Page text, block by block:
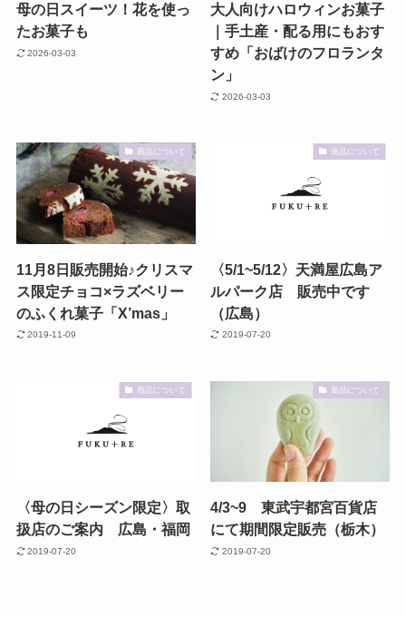
母の日スイーツ！花を使っ
たお菓子も
2026-03-03
大人向けハロウィンお菓子
｜手土産・配る用にもおす
すめ「おばけのフロランタ
ン」
2026-03-03
商品について
11月8日販売開始♪クリスマ
ス限定チョコ×ラズベリー
のふくれ菓子「X’mas」
2019-11-09
商品について
〈5/1~5/12〉天満屋広島ア
ルパーク店 販売中です
（広島）
2019-07-20
商品について
〈母の日シーズン限定〉取
扱店のご案内 広島・福岡
2019-07-20
商品について
4/3~9 東武宇都宮百貨店
にて期間限定販売（栃木）
2019-07-20